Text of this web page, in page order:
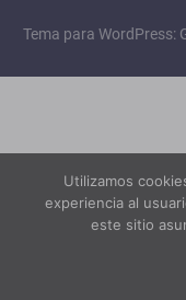
Tema para WordPress:
Utilizamos
experiencia al
este sitio